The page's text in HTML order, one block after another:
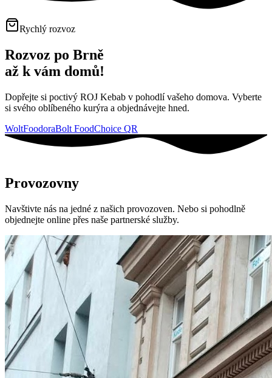
Rychlý rozvoz
Rozvoz po Brně
až k vám domů!
Dopřejte si poctivý ROJ Kebab v pohodlí vašeho domova. Vyberte
si svého oblíbeného kurýra a objednávejte hned.
WoltFoodoraBolt FoodChoice QR
Provozovny
Navštivte nás na jedné z našich provozoven. Nebo si pohodlně
objednejte online přes naše partnerské služby.